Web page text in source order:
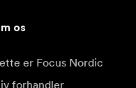
os
er Focus Nordic
forhandler